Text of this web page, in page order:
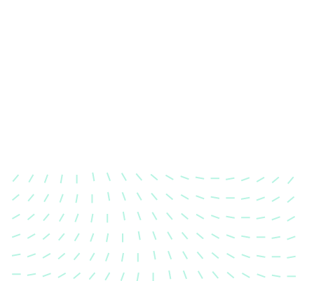
Karosserievermessung